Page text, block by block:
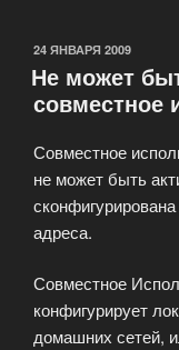
ОПУБЛИКОВАНО
24 ЯНВАРЯ 2009
Не может
совместное
Совместное
не может быть
адреса.
Совместное
конфигурирует
домашних сетей,